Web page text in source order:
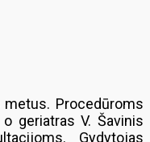
Procedūroms
geriatras V. Šavinis
Gydytojas